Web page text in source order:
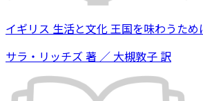
イギリス 生活と文化 王国を味わうた
サラ・リッチズ 著 ／ 大槻敦子 訳